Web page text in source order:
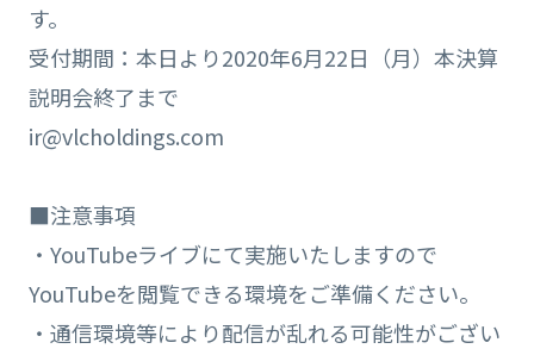
す。
受付期間：本日より2020年6月22日（月）本決算
説明会終了まで
ir@vlcholdings.com
■注意事項
・YouTubeライブにて実施いたしますので
YouTubeを閲覧できる環境をご準備ください。
・通信環境等により配信が乱れる可能性がござい